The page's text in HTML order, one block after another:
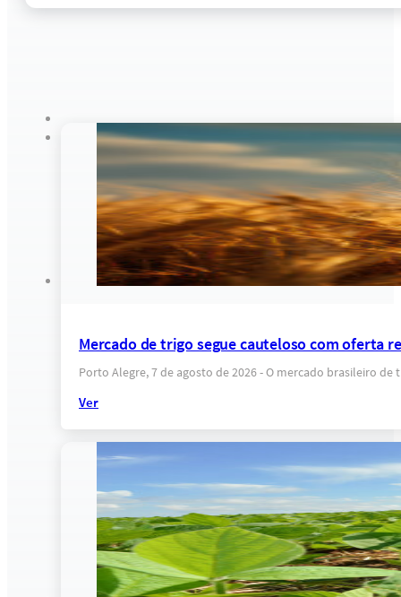
Mercado de trigo segue cauteloso com oferta
Porto Alegre, 7 de agosto de 2026 - O mercado brasileiro
Ver